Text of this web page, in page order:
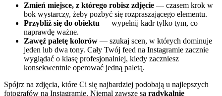
Zmień miejsce, z którego robisz zdjęcie — czasem krok w
bok wystarczy, żeby pozbyć się rozpraszającego elementu.
Przybliż się do obiektu — wypełnij kadr tylko tym, co
naprawdę ważne.
Zawęź paletę kolorów — szukaj scen, w których dominuje
jeden lub dwa tony. Cały Twój feed na Instagramie zacznie
wyglądać o klasę profesjonalniej, kiedy zaczniesz
konsekwentnie operować jedną paletą.
Spójrz na zdjęcia, które Ci się najbardziej podobają u najlepszych
fotografów na Instagramie. Niemal zawsze są radykalnie